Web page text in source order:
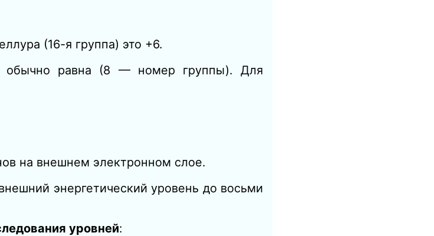
(16-я группа) это +6.
обычно равна (8 — номер группы). Для
на внешнем электронном слое.
энергетический уровень до восьми
уровней: